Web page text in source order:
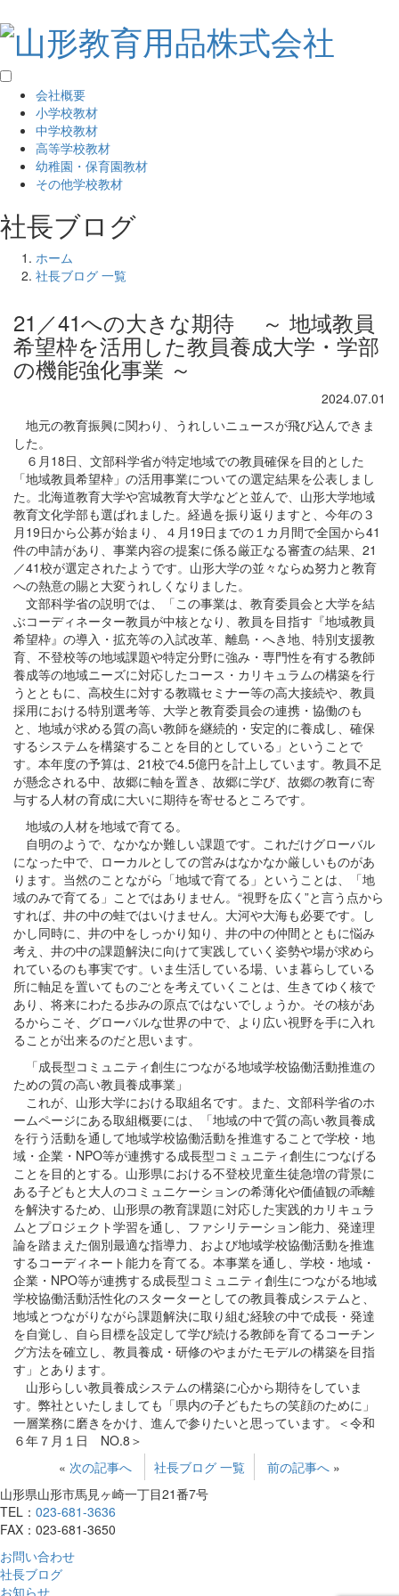
会社概要
小学校教材
中学校教材
高等学校教材
幼稚園・保育園教材
その他学校教材
社長ブログ
ホーム
社長ブログ 一覧
21／41への大きな期待 ～ 地域教員
希望枠を活用した教員養成大学・学部
の機能強化事業 ～
2024.07.01
地元の教育振興に関わり、うれしいニュースが飛び込んできま
した。
６月18日、文部科学省が特定地域での教員確保を目的とした
「地域教員希望枠」の活用事業についての選定結果を公表しまし
た。北海道教育大学や宮城教育大学などと並んで、山形大学地域
教育文化学部も選ばれました。経過を振り返りますと、今年の３
月19日から公募が始まり、４月19日までの１カ月間で全国から41
件の申請があり、事業内容の提案に係る厳正なる審査の結果、21
／41校が選定されたようです。山形大学の並々ならぬ努力と教育
への熱意の賜と大変うれしくなりました。
文部科学省の説明では、「この事業は、教育委員会と大学を結
ぶコーディネーター教員が中核となり、教員を目指す『地域教員
希望枠』の導入・拡充等の入試改革、離島・へき地、特別支援教
育、不登校等の地域課題や特定分野に強み・専門性を有する教師
養成等の地域ニーズに対応したコース・カリキュラムの構築を行
うとともに、高校生に対する教職セミナー等の高大接続や、教員
採用における特別選考等、大学と教育委員会の連携・協働のも
と、地域が求める質の高い教師を継続的・安定的に養成し、確保
するシステムを構築することを目的としている」ということで
す。本年度の予算は、21校で4.5億円を計上しています。教員不足
が懸念される中、故郷に軸を置き、故郷に学び、故郷の教育に寄
与する人材の育成に大いに期待を寄せるところです。
地域の人材を地域で育てる。
自明のようで、なかなか難しい課題です。これだけグローバル
になった中で、ローカルとしての営みはなかなか厳しいものがあ
ります。当然のことながら「地域で育てる」ということは、「地
域のみで育てる」ことではありません。“視野を広く”と言う点から
すれば、井の中の蛙ではいけません。大河や大海も必要です。し
かし同時に、井の中をしっかり知り、井の中の仲間とともに悩み
考え、井の中の課題解決に向けて実践していく姿勢や場が求めら
れているのも事実です。いま生活している場、いま暮らしている
所に軸足を置いてものごとを考えていくことは、生きてゆく核で
あり、将来にわたる歩みの原点ではないでしょうか。その核があ
るからこそ、グローバルな世界の中で、より広い視野を手に入れ
ることが出来るのだと思います。
「成長型コミュニティ創生につながる地域学校協働活動推進の
ための質の高い教員養成事業」
これが、山形大学における取組名です。また、文部科学省のホ
ームページにある取組概要には、「地域の中で質の高い教員養成
を行う活動を通して地域学校協働活動を推進することで学校・地
域・企業・NPO等が連携する成長型コミュニティ創生につなげる
ことを目的とする。山形県における不登校児童生徒急増の背景に
ある子どもと大人のコミュニケーションの希薄化や価値観の乖離
を解決するため、山形県の教育課題に対応した実践的カリキュラ
ムとプロジェクト学習を通し、ファシリテーション能力、発達理
論を踏まえた個別最適な指導力、および地域学校協働活動を推進
するコーディネート能力を育てる。本事業を通し、学校・地域・
企業・NPO等が連携する成長型コミュニティ創生につながる地域
学校協働活動活性化のスターターとしての教員養成システムと、
地域とつながりながら課題解決に取り組む経験の中で成長・発達
を自覚し、自ら目標を設定して学び続ける教師を育てるコーチン
グ方法を確立し、教員養成・研修のやまがたモデルの構築を目指
す」とあります。
山形らしい教員養成システムの構築に心から期待をしていま
す。弊社といたしましても「県内の子どもたちの笑顔のために」
一層業務に磨きをかけ、進んで参りたいと思っています。＜令和
６年７月１日 NO.8＞
« 次の記事へ 社長ブログ 一覧 前の記事へ »
山形県山形市馬見ヶ崎一丁目21番7号
TEL： 023-681-3636
FAX：023-681-3650
お問い合わせ
社長ブログ
お知らせ